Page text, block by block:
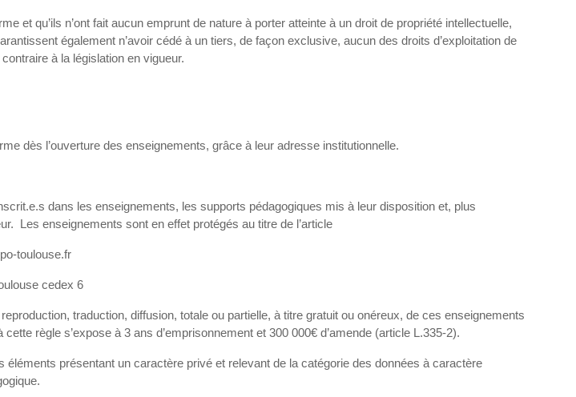
et qu’ils n’ont fait aucun emprunt de nature à porter atteinte à un droit de propriété intellectuelle,
également n’avoir cédé à un tiers, de façon exclusive, aucun des droits d’exploitation de
à la législation en vigueur.
dès l’ouverture des enseignements, grâce à leur adresse institutionnelle.
dans les enseignements, les supports pédagogiques mis à leur disposition et, plus
Les enseignements sont en effet protégés au titre de l’article
toulouse.fr
cedex 6
traduction, diffusion, totale ou partielle, à titre gratuit ou onéreux, de ces enseignements
règle s’expose à 3 ans d’emprisonnement et 300 000€ d’amende (article L.335-2).
présentant un caractère privé et relevant de la catégorie des données à caractère